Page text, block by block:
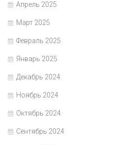
Апрель 2025
Март 2025
Февраль 2025
Январь 2025
Декабрь 2024
Ноябрь 2024
Октябрь 2024
Сентябрь 2024